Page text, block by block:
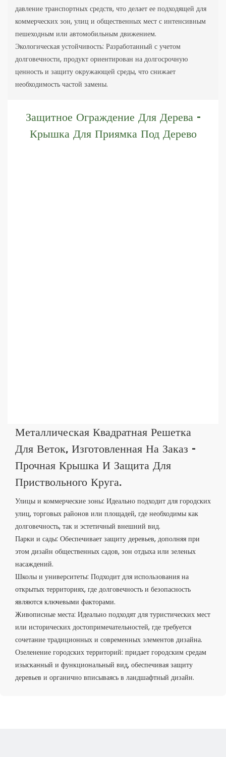
давление транспортных средств, что делает ее подходящей для
коммерческих зон, улиц и общественных мест с интенсивным
пешеходным или автомобильным движением.
Экологическая устойчивость: Разработанный с учетом
долговечности, продукт ориентирован на долгосрочную
ценность и защиту окружающей среды, что снижает
необходимость частой замены.
Защитное Ограждение Для Дерева -
Крышка Для Приямка Под Дерево
Металлическая Квадратная Решетка
Для Веток, Изготовленная На Заказ -
Прочная Крышка И Защита Для
Приствольного Круга.
Улицы и коммерческие зоны: Идеально подходит для городских
улиц, торговых районов или площадей, где необходимы как
долговечность, так и эстетичный внешний вид.
Парки и сады: Обеспечивает защиту деревьев, дополняя при
этом дизайн общественных садов, зон отдыха или зеленых
насаждений.
Школы и университеты: Подходит для использования на
открытых территориях, где долговечность и безопасность
являются ключевыми факторами.
Живописные места: Идеально подходят для туристических мест
или исторических достопримечательностей, где требуется
сочетание традиционных и современных элементов дизайна.
Озеленение городских территорий: придает городским средам
изысканный и функциональный вид, обеспечивая защиту
деревьев и органично вписываясь в ландшафтный дизайн.